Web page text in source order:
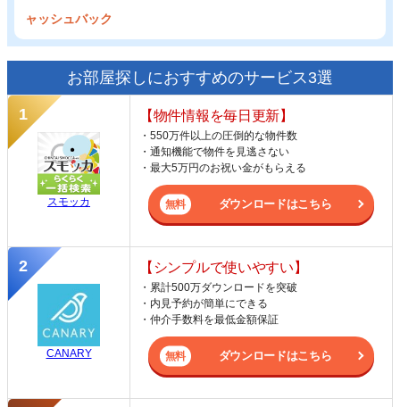
ャッシュバック
お部屋探しにおすすめのサービス3選
スモッカ
【物件情報を毎日更新】
・550万件以上の圧倒的な物件数
・通知機能で物件を見逃さない
・最大5万円のお祝い金がもらえる
ダウンロードはこちら
CANARY
【シンプルで使いやすい】
・累計500万ダウンロードを突破
・内見予約が簡単にできる
・仲介手数料を最低金額保証
ダウンロードはこちら